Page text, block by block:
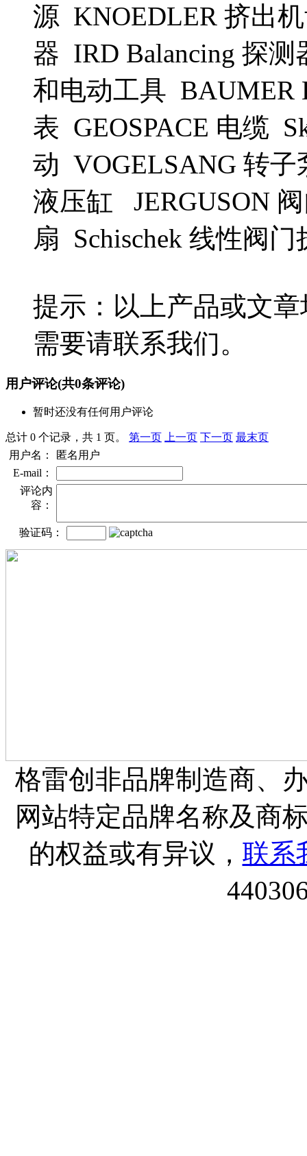
源 KNOEDLER 挤出
器 IRD Balancing 探
和电动工具 BAUMER
表 GEOSPACE 电缆
动 VOGELSANG 转子
液压缸 JERGUSON
扇 Schischek 线性阀
提示：以上产品或文
需要请联系我们。
用户评论(共0条评论)
暂时还没有任何用户评论
总计 0 个记录，共 1 页。 第一页 上一页 下一页 最末页
用户名：
匿名用户
E-mail：
评论内
容：
验证码：
格雷创非品牌制造商、
网站特定品牌名称及商
的权益或有异议， 联系